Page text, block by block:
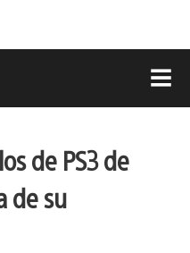
de PS3 de
de su